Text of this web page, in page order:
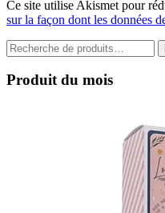
Ce site utilise Akismet pour
sur la façon dont les données
Recherche
pour :
Produit du mois